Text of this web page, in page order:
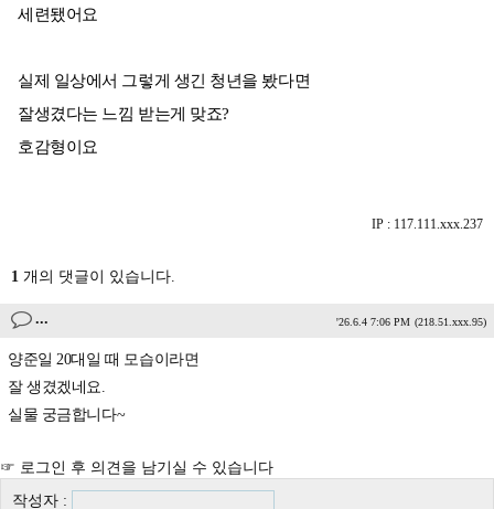
세련됐어요
실제 일상에서 그렇게 생긴 청년을 봤다면
잘생겼다는 느낌 받는게 맞죠?
호감형이요
IP : 117.111.xxx.237
1 개의 댓글이 있습니다.
... '26.6.4 7:06 PM (218.51.xxx.95)
양준일 20대일 때 모습이라면
잘 생겼겠네요.
실물 궁금합니다~
☞ 로그인 후 의견을 남기실 수 있습니다
작성자 :